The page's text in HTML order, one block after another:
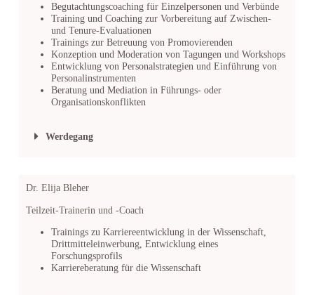
Begutachtungscoaching für Einzelpersonen und Verbünde
Training und Coaching zur Vorbereitung auf Zwischen-
und Tenure-Evaluationen
Trainings zur Betreuung von Promovierenden
Konzeption und Moderation von Tagungen und Workshops
Entwicklung von Personalstrategien und Einführung von
Personalinstrumenten
Beratung und Mediation in Führungs- oder
Organisationskonflikten
Werdegang
Dr. Elija Bleher
Teilzeit-Trainerin und -Coach
Trainings zu Karriereentwicklung in der Wissenschaft,
Drittmitteleinwerbung, Entwicklung eines
Forschungsprofils
Karriereberatung für die Wissenschaft